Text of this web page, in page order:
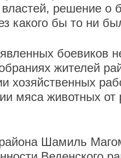
решение о
какого бы то ни
боевиков
жителей
хозяйственных
мяса животных от
Шамиль